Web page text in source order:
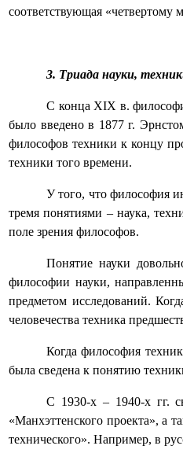
соответствующая
3. Триада науки,
С конца XIX в.
было введено в 1877 г.
философов техники к концу
техники того времени.
У того, что философия
тремя понятиями – наука,
поле зрения философов.
Понятие науки
философии науки,
предметом исследований.
человечества техника
Когда философия
была сведена к понятию
С 1930-х – 1940-х гг.
«Манхэттенского проекта», а
технического». Например, в